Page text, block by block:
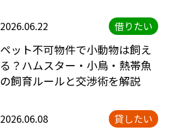
2026.06.22 借りたい
ペット不可物件で小動物は飼え
る？ハムスター・小鳥・熱帯魚
の飼育ルールと交渉術を解説
2026.06.08 貸したい